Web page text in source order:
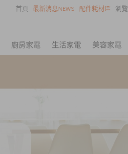
首頁 最新消息NEWS 配件耗材區 瀏
廚房家電 生活家電 美容家電